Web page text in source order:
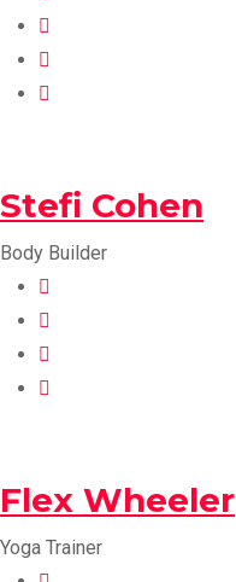
Stefi Cohen
Body Builder
Flex Wheeler
Yoga Trainer